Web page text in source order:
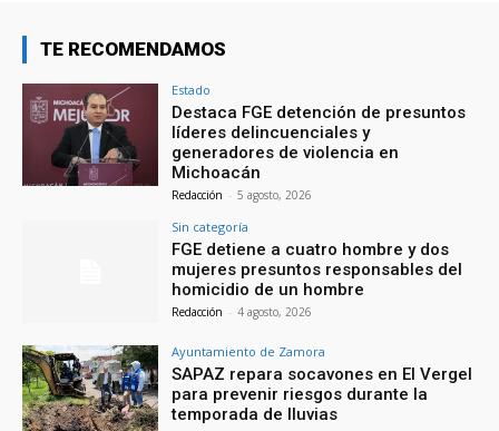
TE RECOMENDAMOS
Estado
Destaca FGE detención de presuntos
líderes delincuenciales y
generadores de violencia en
Michoacán
Redacción - 5 agosto, 2026
Sin categoría
FGE detiene a cuatro hombre y dos
mujeres presuntos responsables del
homicidio de un hombre
Redacción - 4 agosto, 2026
Ayuntamiento de Zamora
SAPAZ repara socavones en El Vergel
para prevenir riesgos durante la
temporada de lluvias